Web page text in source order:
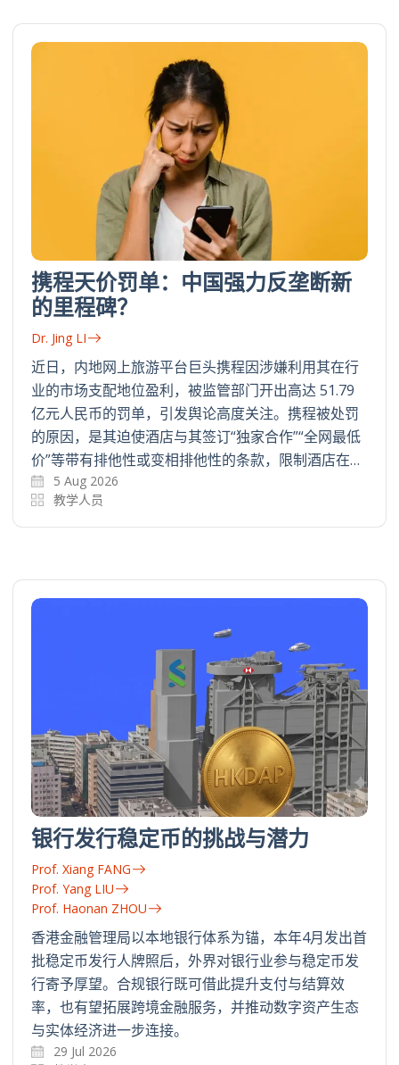
携程天价罚单：中国强力反垄断新
的里程碑？
Dr. Jing LI
近日，内地网上旅游平台巨头携程因涉嫌利用其在行
业的市场支配地位盈利，被监管部门开出高达 51.79
亿元人民币的罚单，引发舆论高度关注。携程被处罚
的原因，是其迫使酒店与其签订“独家合作”“全网最低
价”等带有排他性或变相排他性的条款，限制酒店在…
5 Aug 2026
教学人员
银行发行稳定币的挑战与潜力
Prof. Xiang FANG
Prof. Yang LIU
Prof. Haonan ZHOU
香港金融管理局以本地银行体系为锚，本年4月发出首
批稳定币发行人牌照后，外界对银行业参与稳定币发
行寄予厚望。合规银行既可借此提升支付与结算效
率，也有望拓展跨境金融服务，并推动数字资产生态
与实体经济进一步连接。
29 Jul 2026